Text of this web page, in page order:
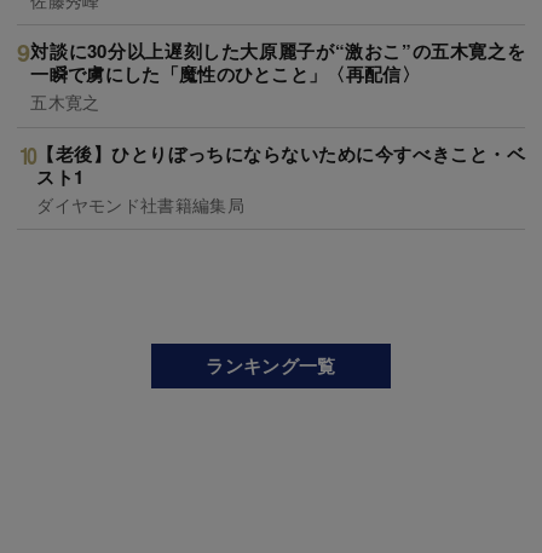
対談に30分以上遅刻した大原麗子が“激おこ”の五木寛之を
一瞬で虜にした「魔性のひとこと」〈再配信〉
五木寛之
【老後】ひとりぼっちにならないために今すべきこと・ベ
スト1
ダイヤモンド社書籍編集局
ランキング一覧